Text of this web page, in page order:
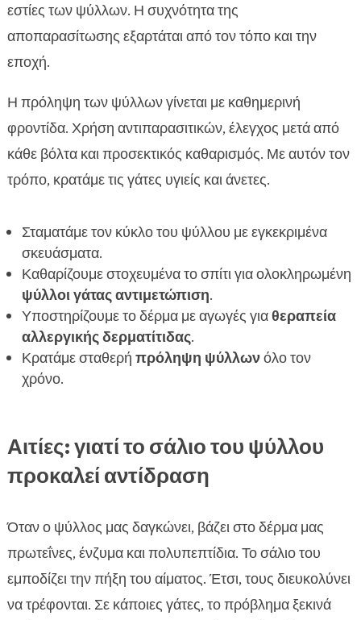
εστίες των ψύλλων. Η συχνότητα της
αποπαρασίτωσης εξαρτάται από τον τόπο και την
εποχή.
Η πρόληψη των ψύλλων γίνεται με καθημερινή
φροντίδα. Χρήση αντιπαρασιτικών, έλεγχος μετά από
κάθε βόλτα και προσεκτικός καθαρισμός. Με αυτόν τον
τρόπο, κρατάμε τις γάτες υγιείς και άνετες.
Σταματάμε τον κύκλο του ψύλλου με εγκεκριμένα
σκευάσματα.
Καθαρίζουμε στοχευμένα το σπίτι για ολοκληρωμένη
ψύλλοι γάτας αντιμετώπιση.
Υποστηρίζουμε το δέρμα με αγωγές γιαθεραπεία
αλλεργικής δερματίτιδας.
Κρατάμε σταθερή πρόληψη ψύλλωνόλο τον
χρόνο.
Αιτίες: γιατί το σάλιο του ψύλλου
προκαλεί αντίδραση
Όταν ο ψύλλος μας δαγκώνει, βάζει στο δέρμα μας
πρωτεΐνες, ένζυμα και πολυπεπτίδια. Το σάλιο του
εμποδίζει την πήξη του αίματος. Έτσι, τους διευκολύνει
να τρέφονται. Σε κάποιες γάτες, το πρόβλημα ξεκινά